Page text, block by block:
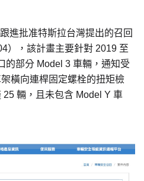
進批准特斯拉台灣提出的召回
），該計畫主要針對 2019 至
的部分 Model 3 車輛，通知受
橫向連桿固定螺栓的扭矩檢
輛，且未包含 Model Y 車